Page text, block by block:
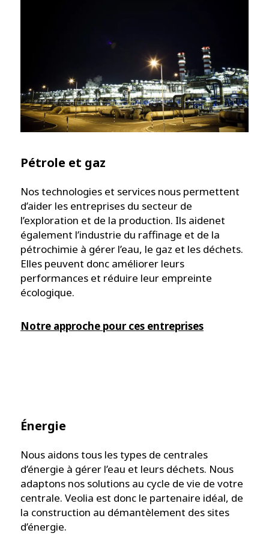
Pétrole et gaz
Nos technologies et services nous permettent
d’aider les entreprises du secteur de
l’exploration et de la production. Ils aidenet
également l’industrie du raffinage et de la
pétrochimie à gérer l’eau, le gaz et les déchets.
Elles peuvent donc améliorer leurs
performances et réduire leur empreinte
écologique.
Notre approche pour ces entreprises
Énergie
Nous aidons tous les types de centrales
d’énergie à gérer l’eau et leurs déchets. Nous
adaptons nos solutions au cycle de vie de votre
centrale. Veolia est donc le partenaire idéal, de
la construction au démantèlement des sites
d’énergie.